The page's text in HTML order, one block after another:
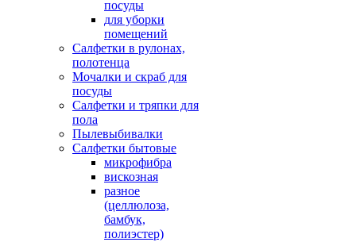
посуды
для уборки
помещений
Салфетки в рулонах,
полотенца
Мочалки и скраб для
посуды
Салфетки и тряпки для
пола
Пылевыбивалки
Салфетки бытовые
микрофибра
вискозная
разное
(целлюлоза,
бамбук,
полиэстер)